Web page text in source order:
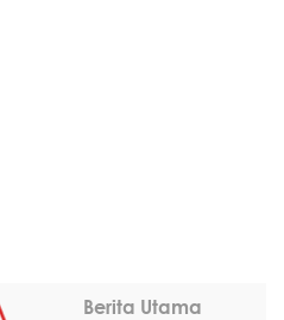
Berita Utama